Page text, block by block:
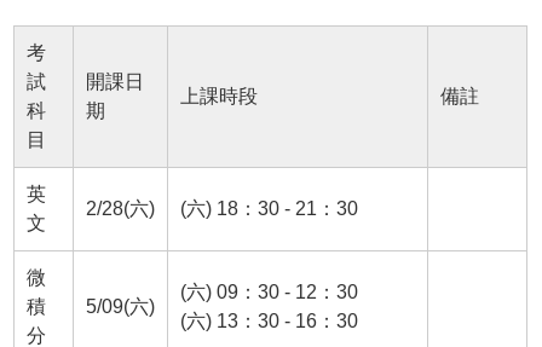
考
試
科
目
開課日
期
上課時段 備註
英
文
2/28(六) (六) 18：30 - 21：30
微
積
分
5/09(六)
(六) 09：30 - 12：30
(六) 13：30 - 16：30